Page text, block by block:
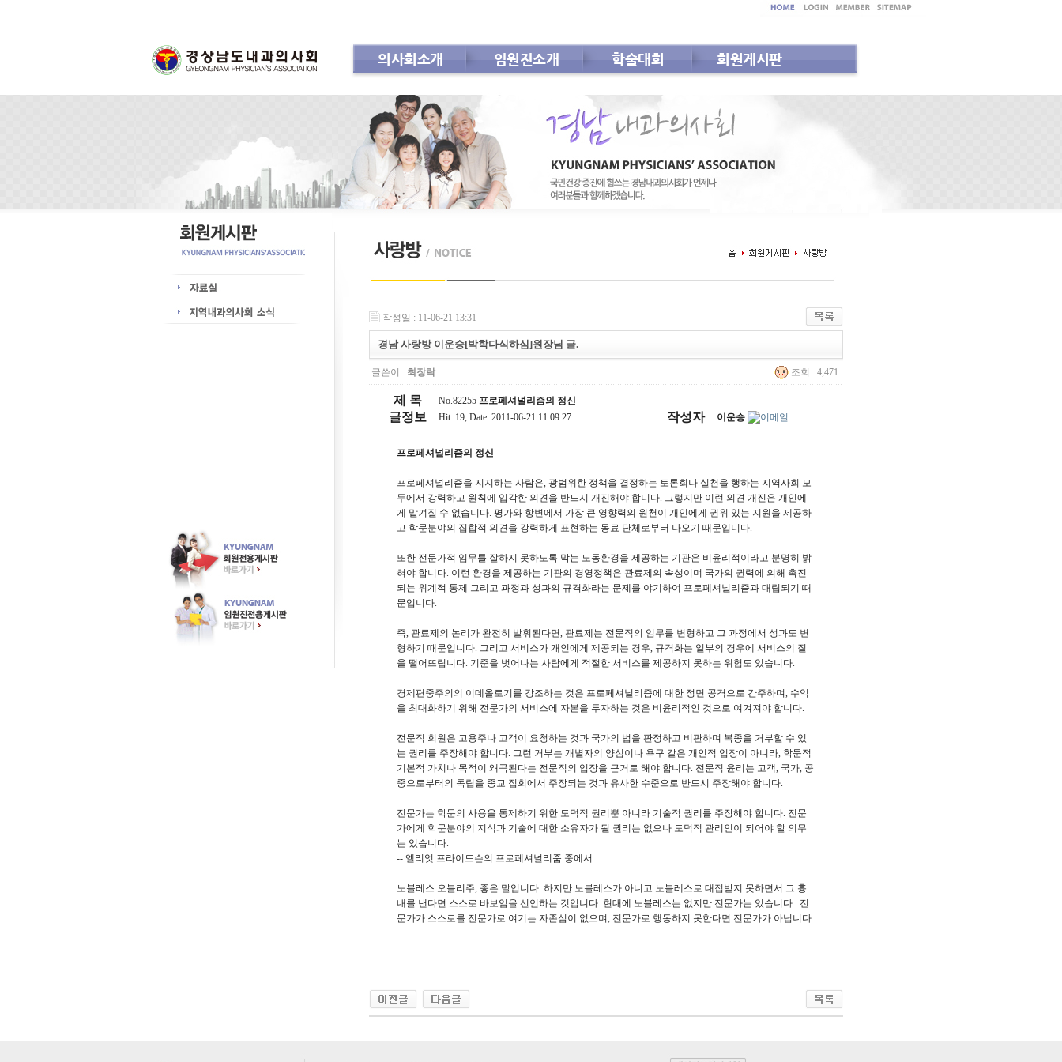
의사회소개 임원진소개 학술대회 회원게시판
작성일 : 11-06-21 13:31
경남 사랑방 이운승[박학다식하심]원장님 글.
글쓴이 : 최장락 조회 : 4,471
제 목 No.82255 프로페셔널리즘의 정신
글정보 Hit: 19, Date: 2011-06-21 11:09:27 작성자 이운승
프로페셔널리즘의 정신
프로페셔널리즘을 지지하는 사람은, 광범위한 정책을 결정하는 토론회나 실천을 행하는 지역사회 모
두에서 강력하고 원칙에 입각한 의견을 반드시 개진해야 합니다. 그렇지만 이런 의견 개진은 개인에
게 맡겨질 수 없습니다. 평가와 항변에서 가장 큰 영향력의 원천이 개인에게 권위 있는 지원을 제공하
고 학문분야의 집합적 의견을 강력하게 표현하는 동료 단체로부터 나오기 때문입니다.
또한 전문가적 임무를 잘하지 못하도록 막는 노동환경을 제공하는 기관은 비윤리적이라고 분명히 밝
혀야 합니다. 이런 환경을 제공하는 기관의 경영정책은 관료제의 속성이며 국가의 권력에 의해 촉진
되는 위계적 통제 그리고 과정과 성과의 규격화라는 문제를 야기하여 프로페셔널리즘과 대립되기 때
문입니다.
즉, 관료제의 논리가 완전히 발휘된다면, 관료제는 전문직의 임무를 변형하고 그 과정에서 성과도 변
형하기 때문입니다. 그리고 서비스가 개인에게 제공되는 경우, 규격화는 일부의 경우에 서비스의 질
을 떨어뜨립니다. 기준을 벗어나는 사람에게 적절한 서비스를 제공하지 못하는 위험도 있습니다.
경제편중주의의 이데올로기를 강조하는 것은 프로페셔널리즘에 대한 정면 공격으로 간주하며, 수익
을 최대화하기 위해 전문가의 서비스에 자본을 투자하는 것은 비윤리적인 것으로 여겨져야 합니다.
전문직 회원은 고용주나 고객이 요청하는 것과 국가의 법을 판정하고 비판하며 복종을 거부할 수 있
는 권리를 주장해야 합니다. 그런 거부는 개별자의 양심이나 욕구 같은 개인적 입장이 아니라, 학문적
기본적 가치나 목적이 왜곡된다는 전문직의 입장을 근거로 해야 합니다. 전문직 윤리는 고객, 국가, 공
중으로부터의 독립을 종교 집회에서 주장되는 것과 유사한 수준으로 반드시 주장해야 합니다.
전문가는 학문의 사용을 통제하기 위한 도덕적 권리뿐 아니라 기술적 권리를 주장해야 합니다. 전문
가에게 학문분야의 지식과 기술에 대한 소유자가 될 권리는 없으나 도덕적 관리인이 되어야 할 의무
는 있습니다.
-- 엘리엇 프라이드슨의 프로페셔널리줌 중에서
노블레스 오블리주, 좋은 말입니다. 하지만 노블레스가 아니고 노블레스로 대접받지 못하면서 그 흉
내를 낸다면 스스로 바보임을 선언하는 것입니다. 현대에 노블레스는 없지만 전문가는 있습니다. 전
문가가 스스로를 전문가로 여기는 자존심이 없으며, 전문가로 행동하지 못한다면 전문가가 아닙니다.